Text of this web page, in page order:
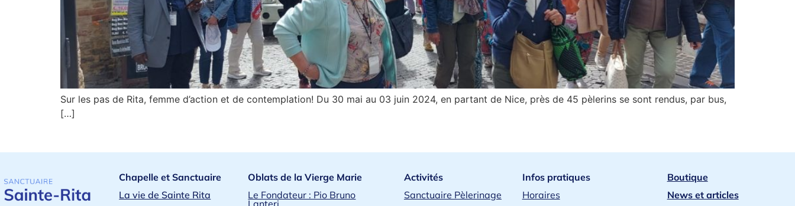
Sur les pas de Rita, femme d’action et de contemplation! Du 30 mai au 03 juin 2024, en partant de Nice, près de 45 pèlerins se sont rendus, par bus,
[…]
Chapelle et Sanctuaire
La vie de Sainte Rita
Oblats de la Vierge Marie
Le Fondateur : Pio Bruno
Lanteri
Activités
Sanctuaire Pèlerinage
Infos pratiques
Horaires
Boutique
News et articles